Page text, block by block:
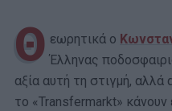
Θ εωρητικά ο
Έλληνας
αξία αυτή τη στιγμή,
το «Transfermarkt» κάνουν